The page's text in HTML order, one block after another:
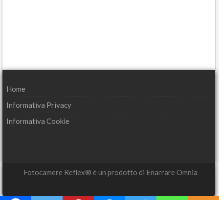
Home
Informativa Privacy
Informativa Cookie
Fotocamere Reflex® è un prodotto di Enarrare Omnia